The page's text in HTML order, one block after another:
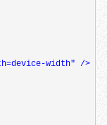
width" />